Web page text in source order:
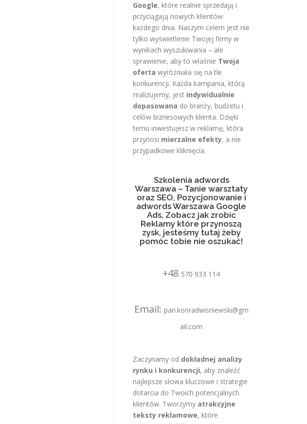
Google, które realnie sprzedają i
przyciągają nowych klientów
każdego dnia. Naszym celem jest nie
tylko wyświetlenie Twojej firmy w
wynikach wyszukiwania – ale
sprawienie, aby to właśnie Twoja
oferta wyróżniała się na tle
konkurencji. Każda kampania, którą
realizujemy, jest indywidualnie
dopasowana do branży, budżetu i
celów biznesowych klienta. Dzięki
temu inwestujesz w reklamę, która
przynosi mierzalne efekty, a nie
przypadkowe kliknięcia.
Szkolenia adwords
Warszawa – Tanie warsztaty
oraz SEO, Pozycjonowanie i
adwords Warszawa Google
Ads, Zobacz jak zrobic
Reklamy które przynoszą
zysk, jesteśmy tutaj żeby
pomóc tobie nie oszukać!
+48 570 933 114
Email: pan.konradwisniewski@gm
ail.com
Zaczynamy od dokładnej analizy
rynku i konkurencji, aby znaleźć
najlepsze słowa kluczowe i strategie
dotarcia do Twoich potencjalnych
klientów. Tworzymy atrakcyjne
teksty reklamowe, które